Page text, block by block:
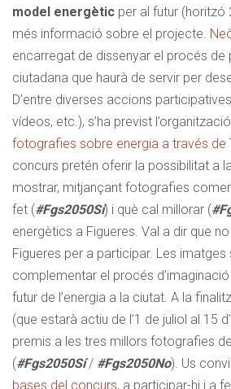
model energètic per al futur (horitzó
més informació sobre el projecte.
encarregat de dissenyar el procés de
ciutadana que haurà de servir per
D’entre diverses accions
vídeos, etc.), s’ha previst l’organització
fotografies sobre energia a través de
concurs pretén oferir la possibilitat a
mostrar, mitjançant fotografies
fet (#Fgs2050Sí) i què cal millorar (
energètics a Figueres. Val a dir que
Figueres per a participar. Les imatges
complementar el procés
futur de l’energia a la ciutat. A la
(que estarà actiu de l’1 de juliol al 15
premis a les tres millors fotografies
(#Fgs2050Sí/ #Fgs2050No). Us
bases del concurs, a participar-hi i a